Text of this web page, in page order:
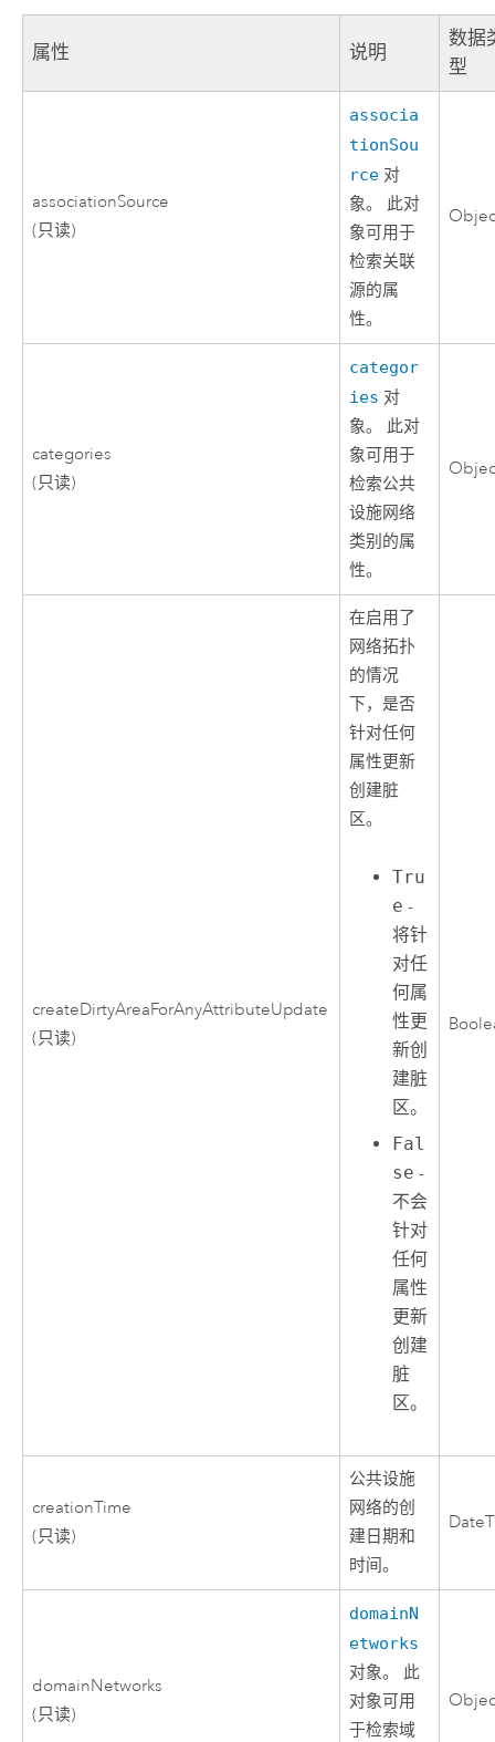
属性 说明
数据
型
associationSource
(只读)
associa
tionSou
rce 对
象。 此对
象可用于
检索关联
源的属
性。
categories
(只读)
categor
ies 对
象。 此对
象可用于
检索公共
设施网络
类别的属
性。
createDirtyAreaForAnyAttributeUpdate
(只读)
在启用了
网络拓扑
的情况
下，是否
针对任何
属性更新
创建脏
区。
Tru
e -
将针
对任
何属
性更
新创
建脏
区。
Fal
se -
不会
针对
任何
属性
更新
创建
脏
区。
creationTime
(只读)
公共设施
网络的创
建日期和
时间。
domainNetworks
(只读)
domainN
etworks
对象。 此
对象可用
于检索域